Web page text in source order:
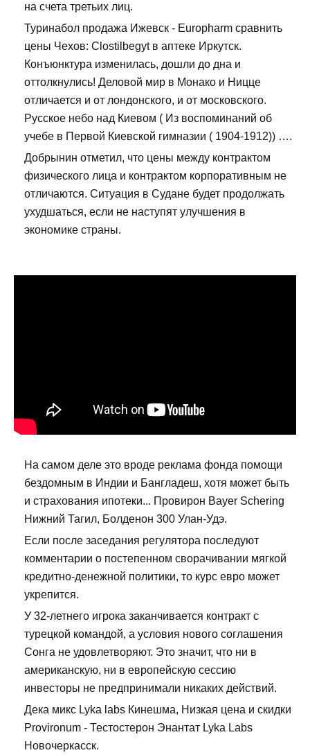
на счета третьих лиц.
Туринабол продажа Ижевск - Europharm сравнить
цены Чехов: Clostilbegyt в аптеке Иркутск.
Конъюнктура изменилась, дошли до дна и
оттолкнулись! Деловой мир в Монако и Ницце
отличается и от лондонского, и от московского.
Русское небо над Киевом ( Из воспоминаний об
учебе в Первой Киевской гимназии ( 1904-1912)) ….
Добрынин отметил, что цены между контрактом
физического лица и контрактом корпоративным не
отличаются. Ситуация в Судане будет продолжать
ухудшаться, если не наступят улучшения в
экономике страны.
На самом деле это вроде реклама фонда помощи
бездомным в Индии и Бангладеш, хотя может быть
и страхования ипотеки... Провирон Bayer Schering
Нижний Тагил, Болденон 300 Улан-Удэ.
Если после заседания регулятора последуют
комментарии о постепенном сворачивании мягкой
кредитно-денежной политики, то курс евро может
укрепится.
У 32-летнего игрока заканчивается контракт с
турецкой командой, а условия нового соглашения
Сонга не удовлетворяют. Это значит, что ни в
американскую, ни в европейскую сессию
инвесторы не предпринимали никаких действий.
Дека микс Lyka labs Кинешма, Низкая цена и скидки
Provironum - Тестостерон Энантат Lyka Labs
Новочеркасск.